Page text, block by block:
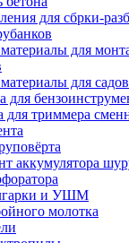
для сбрки-
для
для
для
для триммера
аккумулятора
и УШМ
молотка